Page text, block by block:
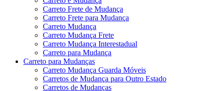
Carreto Frete de Mudança
Carreto Frete para Mudança
Carreto Mudança
Carreto Mudança Frete
Carreto Mudança Interestadual
Carreto para Mudança
Carreto para Mudanças
Carreto Mudança Guarda Móveis
Carretos de Mudança para Outro Estado
Carretos de Mudanças